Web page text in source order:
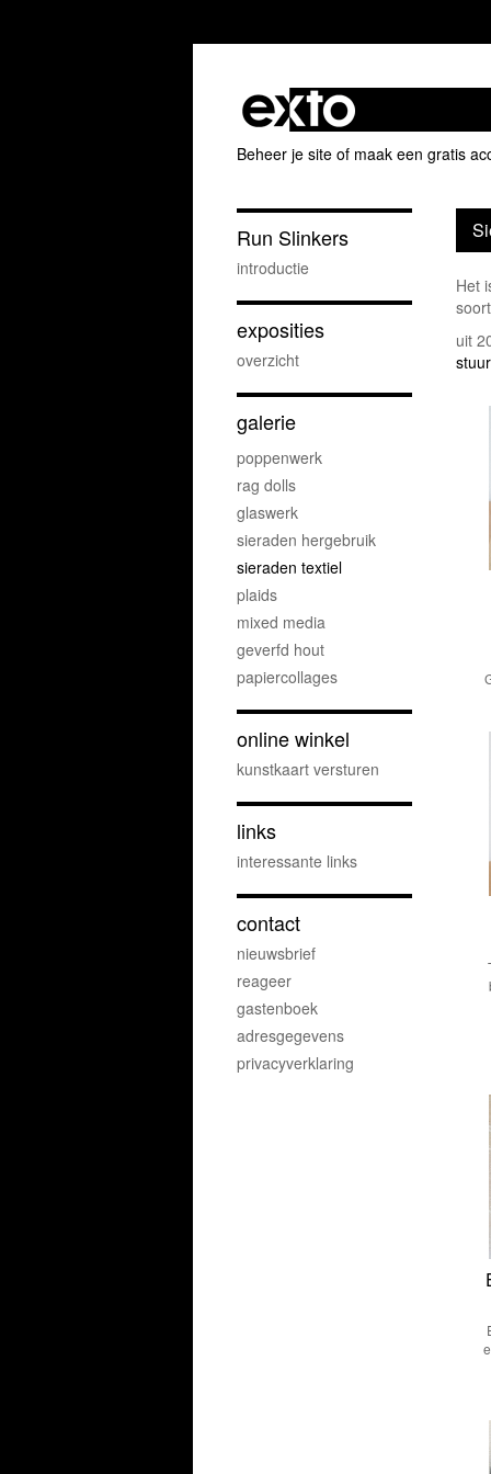
Beheer je site of maak een gratis
Het
uit
Run Slinkers
introductie
exposities
overzicht
galerie
poppenwerk
rag dolls
glaswerk
sieraden hergebruik
sieraden textiel
plaids
mixed media
geverfd hout
papiercollages
online winkel
kunstkaart versturen
links
interessante links
contact
nieuwsbrief
reageer
gastenboek
adresgegevens
privacyverklaring